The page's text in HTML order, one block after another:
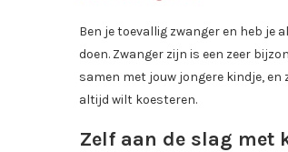
Ben je toevallig zwanger en heb je
doen. Zwanger zijn is een zeer
samen met jouw jongere kindje,
altijd wilt koesteren.
Zelf aan de slag met